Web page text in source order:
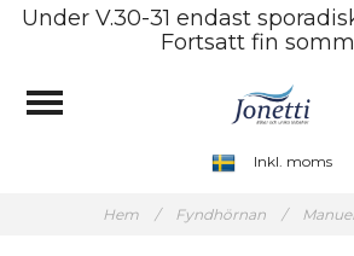
Under V.30-31 endast
Fortsatt fin
Inkl. moms
Hem / Fyndhörnan /